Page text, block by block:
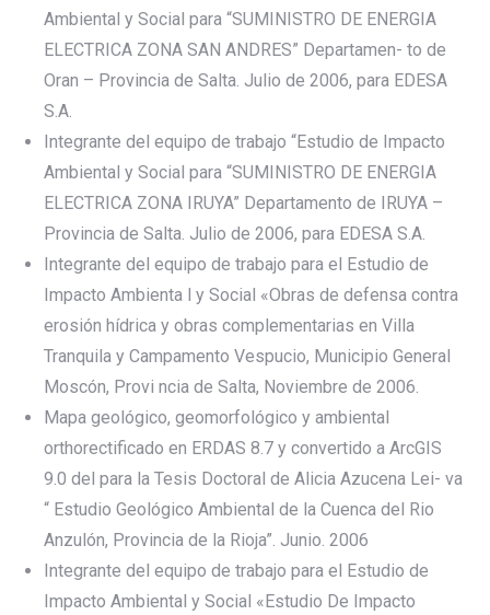
Ambiental y Social para “SUMINISTRO DE ENERGIA
ELECTRICA ZONA SAN ANDRES” Departamen- to de
Oran – Provincia de Salta. Julio de 2006, para EDESA
S.A.
Integrante del equipo de trabajo “Estudio de Impacto
Ambiental y Social para “SUMINISTRO DE ENERGIA
ELECTRICA ZONA IRUYA” Departamento de IRUYA –
Provincia de Salta. Julio de 2006, para EDESA S.A.
Integrante del equipo de trabajo para el Estudio de
Impacto Ambienta l y Social «Obras de defensa contra
erosión hídrica y obras complementarias en Villa
Tranquila y Campamento Vespucio, Municipio General
Moscón, Provi ncia de Salta, Noviembre de 2006.
Mapa geológico, geomorfológico y ambiental
orthorectificado en ERDAS 8.7 y convertido a ArcGIS
9.0 del para la Tesis Doctoral de Alicia Azucena Lei- va
“ Estudio Geológico Ambiental de la Cuenca del Rio
Anzulón, Provincia de la Rioja”. Junio. 2006
Integrante del equipo de trabajo para el Estudio de
Impacto Ambiental y Social «Estudio De Impacto